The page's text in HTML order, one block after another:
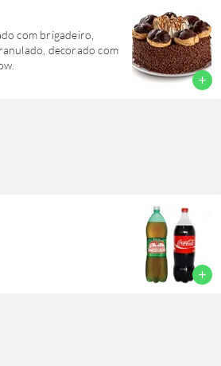
com brigadeiro,
decorado com
add
add